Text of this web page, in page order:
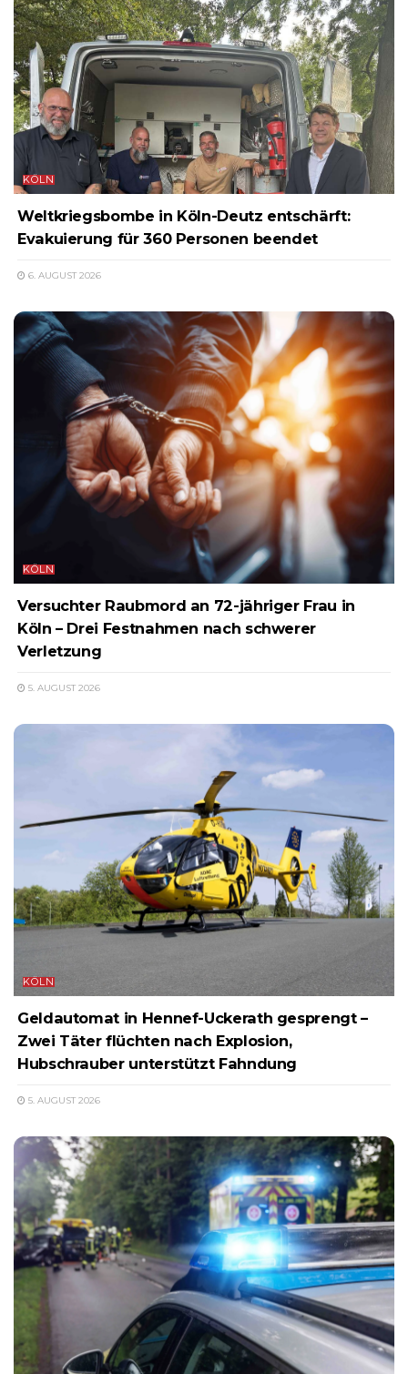
KÖLN
Weltkriegsbombe in Köln-Deutz entschärft:
Evakuierung für 360 Personen beendet
6. AUGUST 2026
KÖLN
Versuchter Raubmord an 72-jähriger Frau in
Köln – Drei Festnahmen nach schwerer
Verletzung
5. AUGUST 2026
KÖLN
Geldautomat in Hennef-Uckerath gesprengt –
Zwei Täter flüchten nach Explosion,
Hubschrauber unterstützt Fahndung
5. AUGUST 2026